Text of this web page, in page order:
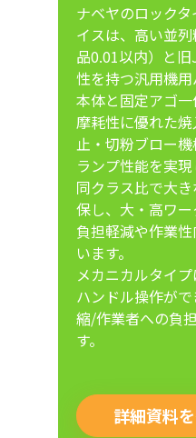
ナベヤのロック
イスは、高い並
品0.01以内）と
性を持つ汎用機用
本体と固定アゴ
摩耗性に優れた
止・切粉ブロー
ランプ性能を実現
同クラス比で大
保し、大・高ワ
負担軽減や作業
います。
メカニカルタイ
ハンドル操作が
縮/作業者への負
す。
詳細資料